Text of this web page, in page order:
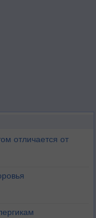
отличается от